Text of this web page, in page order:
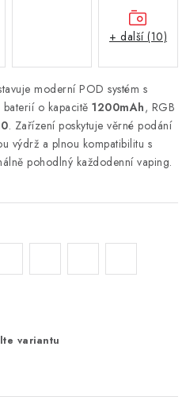
či vrátit zboží
Recenze
moderní POD systém s
o kapacitě 1200mAh, RGB
. Zařízení poskytuje věrné podání
výdrž a plnou kompatibilitu s
pohodlný každodenní vaping.
variantu
+ další (10)